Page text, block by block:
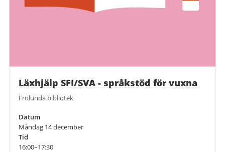
Läxhjälp SFI/SVA - språkstöd för vuxna
Frölunda bibliotek
Datum
Måndag 14 december
Tid
16:00–17:30